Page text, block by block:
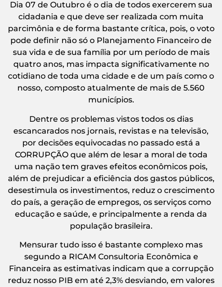
Dia 07 de Outubro é o dia de todos exercerem sua
cidadania e que deve ser realizada com muita
parcimônia e de forma bastante crítica, pois, o voto
pode definir não só o Planejamento Financeiro de
sua vida e de sua família por um período de mais
quatro anos, mas impacta significativamente no
cotidiano de toda uma cidade e de um país como o
nosso, composto atualmente de mais de 5.560
municípios.
Dentre os problemas vistos todos os dias
escancarados nos jornais, revistas e na televisão,
por decisões equivocadas no passado está a
CORRUPÇÃO que além de lesar a moral de toda
uma nação tem graves efeitos econômicos pois,
além de prejudicar a eficiência dos gastos públicos,
desestimula os investimentos, reduz o crescimento
do país, a geração de empregos, os serviços como
educação e saúde, e principalmente a renda da
população brasileira.
Mensurar tudo isso é bastante complexo mas
segundo a RICAM Consultoria Econômica e
Financeira as estimativas indicam que a corrupção
reduz nosso PIB em até 2,3% desviando, em valores